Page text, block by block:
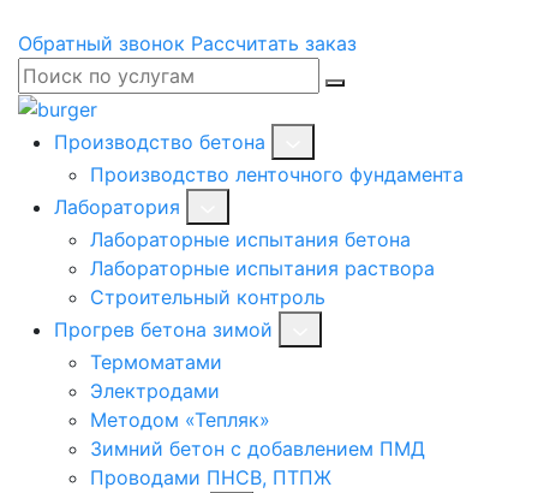
Обратный звонок Рассчитать заказ
Производство бетона
Производство ленточного фундамента
Лаборатория
Лабораторные испытания бетона
Лабораторные испытания раствора
Строительный контроль
Прогрев бетона зимой
Термоматами
Электродами
Методом «Тепляк»
Зимний бетон с добавлением ПМД
Проводами ПНСВ, ПТПЖ